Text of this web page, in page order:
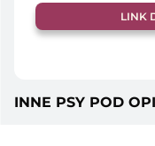
LINK
INNE PSY POD